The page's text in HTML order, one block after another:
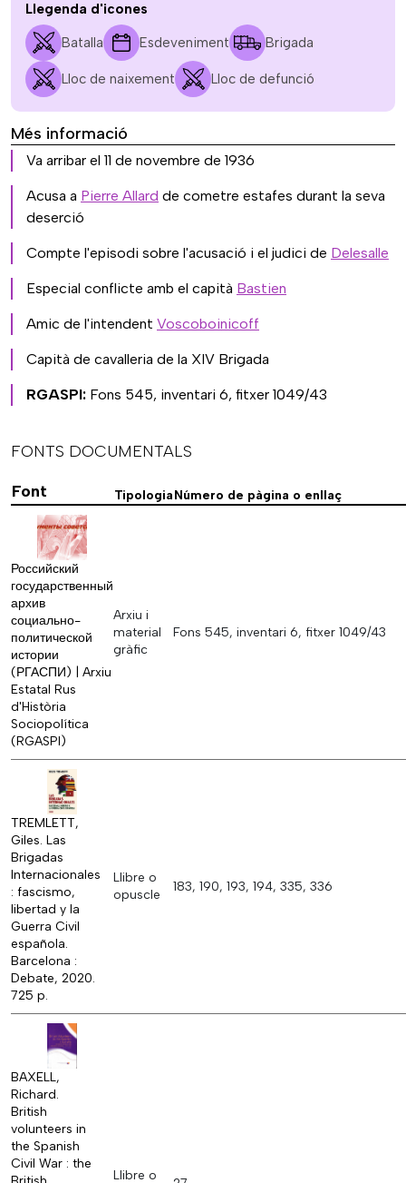
Llegenda d'icones
Batalla Esdeveniment Brigada
Lloc de naixement Lloc de defunció
Més informació
Va arribar el 11 de novembre de 1936
Acusa a Pierre Allard de cometre estafes durant la seva
deserció
Compte l'episodi sobre l'acusació i el judici de Delesalle
Especial conflicte amb el capità Bastien
Amic de l'intendent Voscoboinicoff
Capità de cavalleria de la XIV Brigada
RGASPI: Fons 545, inventari 6, fitxer 1049/43
FONTS DOCUMENTALS
Font
TipologiaNúmero de pàgina o enllaç
Российский
государственный
архив
социально-
политической
истории
(РГАСПИ) | Arxiu
Estatal Rus
d'Història
Sociopolítica
(RGASPI)
Arxiu i
material
gràfic
Fons 545, inventari 6, fitxer 1049/43
TREMLETT,
Giles. Las
Brigadas
Internacionales
: fascismo,
libertad y la
Guerra Civil
española.
Barcelona :
Debate, 2020.
725 p.
Llibre o
opuscle
183, 190, 193, 194, 335, 336
BAXELL,
Richard.
British
volunteers in
the Spanish
Civil War : the
Llibre o